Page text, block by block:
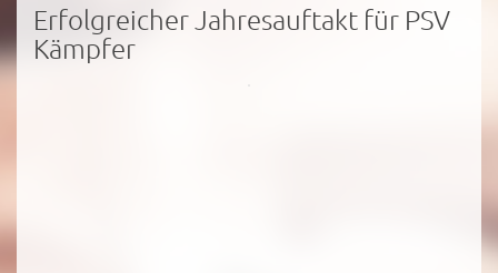
Erfolgreicher Jahresauftakt für PSV
Kämpfer